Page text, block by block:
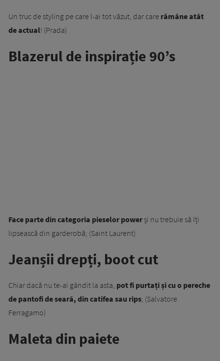
Un truc de styling pe care l-ai tot văzut, dar care rămâne atât
de actual! (Prada)
Blazerul de inspirație 90’s
Face parte din categoria pieselor powerși nu trebuie să îți
lipsească din garderobă; (Saint Laurent)
Jeanșii drepți, boot cut
Chiar dacă nu te-ai gândit la asta, pot fi purtați și cu o pereche
de pantofi de seară, din catifea sau rips; (Salvatore
Ferragamo)
Maleta din paiete